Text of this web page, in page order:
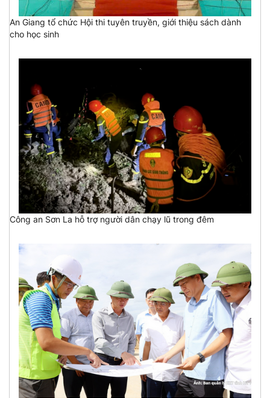
An Giang tổ chức Hội thi tuyên truyền, giới thiệu sách dành
cho học sinh
Công an Sơn La hỗ trợ người dân chạy lũ trong đêm